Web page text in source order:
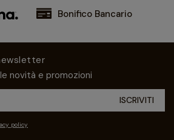
Bonifico Bancario
novità e promozioni
policy